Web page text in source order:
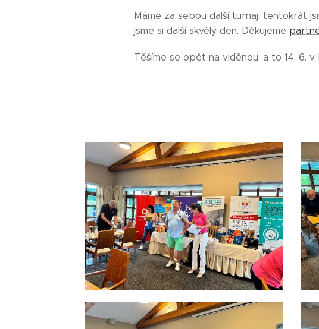
Máme za sebou další turnaj, tentokrát
jsme si další skvělý den. Děkujeme
Těšíme se opět na viděnou, a to 14. 6. v